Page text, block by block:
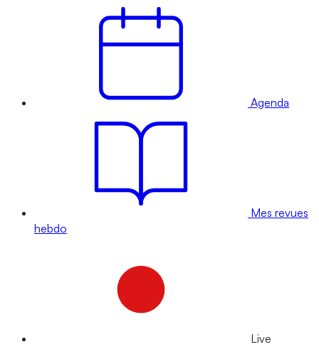
Agenda
Mes revues
hebdo
Live